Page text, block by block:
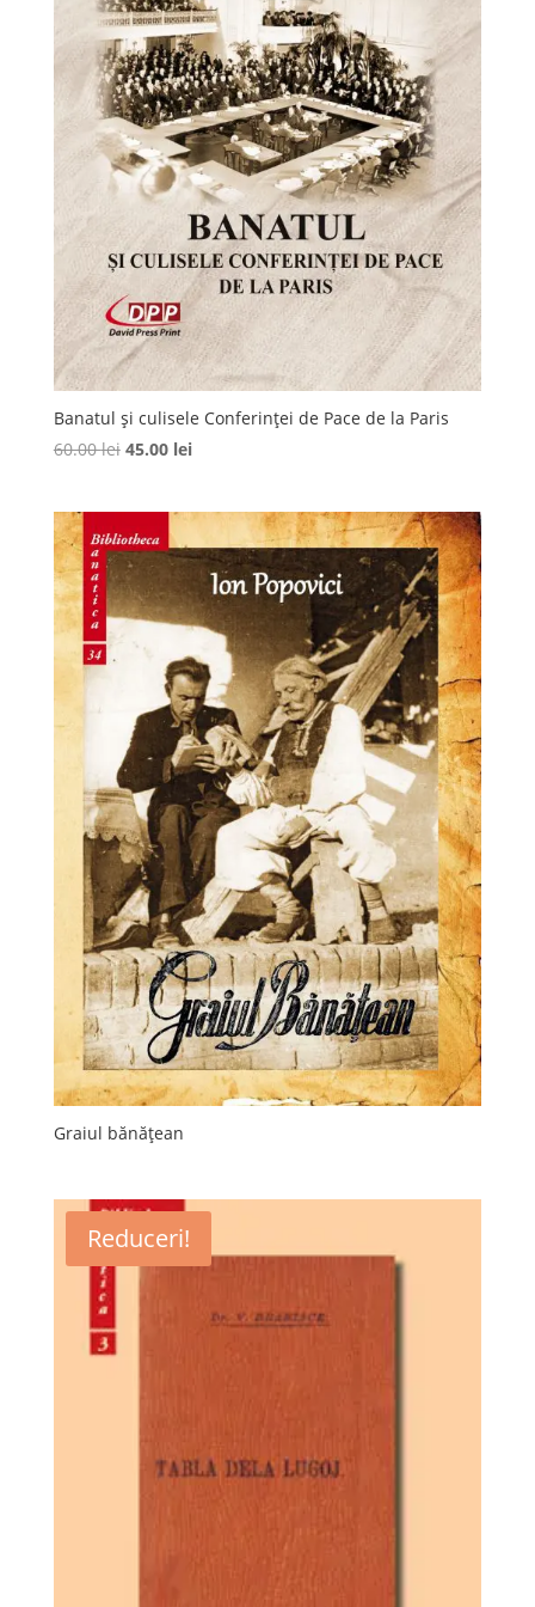
Banatul și culisele Conferinței de Pace de la Paris
60.00lei Prețul
fost:
60.00 lei.
45.00 leiPrețul
45.00 lei.
Graiul bănățean
Reduceri!